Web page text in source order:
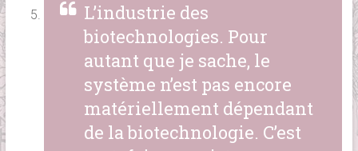
L’industrie des
biotechnologies. Pour
autant que je sache, le
système n’est pas encore
matériellement dépendant
de la biotechnologie. C’est